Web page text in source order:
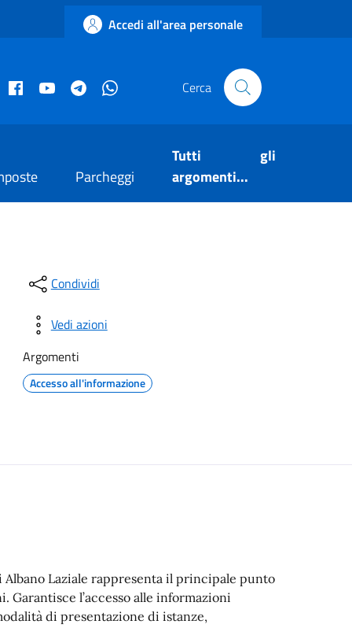
Accedi all'area personale
istituzionale
Facebook museo civico
YouTube Telegram Cerca
Parcheggi
Tutti gli
argomenti...
Condividi
Vedi azioni
Argomenti
Accesso all'informazione
Albano Laziale rappresenta il principale punto
l’accesso alle informazioni
di presentazione di istanze,